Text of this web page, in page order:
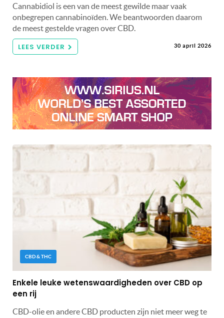
Cannabidiol is een van de meest gewilde maar vaak
onbegrepen cannabinoïden. We beantwoorden daarom
de meest gestelde vragen over CBD.
LEES VERDER 30 april 2026
CBD & THC
Enkele leuke wetenswaardigheden over CBD op
een rij
CBD-olie en andere CBD producten zijn niet meer weg te